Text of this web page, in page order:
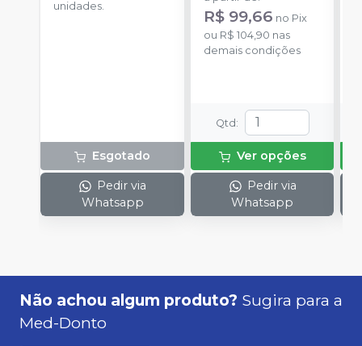
unidades.
Esgotado
Pedir via
Whatsapp
R$ 99,66 no Pix
ou R$ 104,90 nas
demais condições
Qtd :
Ver opções
Pedir via
Whatsapp
Não achou algum produto? Sugira para a
Med-Donto